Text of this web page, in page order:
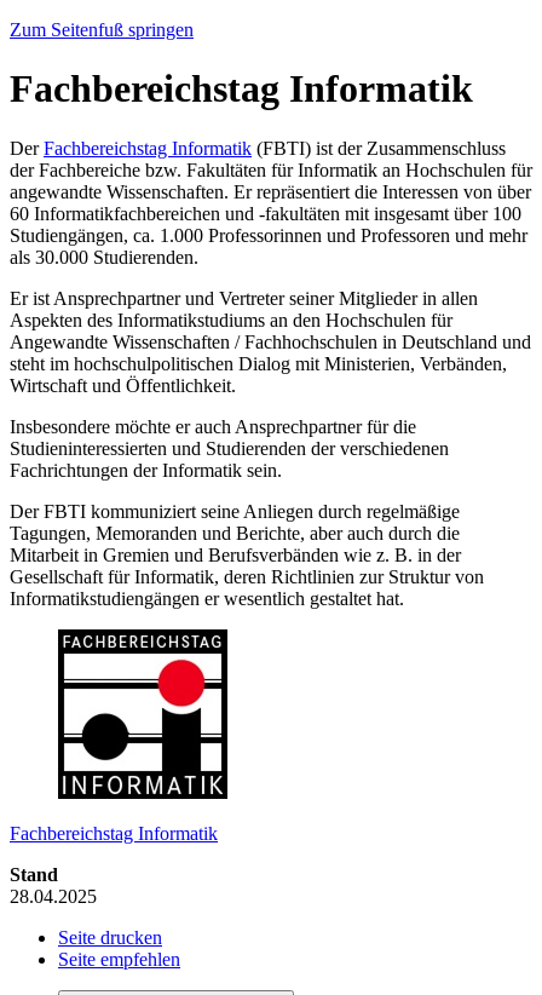
Zum Seitenfuß springen
Fachbereichstag Informatik
DerFachbereichstag Informatik (FBTI) ist der Zusammenschluss
der Fachbereiche bzw. Fakultäten für Informatik an Hochschulen für
angewandte Wissenschaften. Er repräsentiert die Interessen von über
60 Informatikfachbereichen und -fakultäten mit insgesamt über 100
Studiengängen, ca. 1.000 Professorinnen und Professoren und mehr
als 30.000 Studierenden.
Er ist Ansprechpartner und Vertreter seiner Mitglieder in allen
Aspekten des Informatikstudiums an den Hochschulen für
Angewandte Wissenschaften / Fachhochschulen in Deutschland und
steht im hochschulpolitischen Dialog mit Ministerien, Verbänden,
Wirtschaft und Öffentlichkeit.
Insbesondere möchte er auch Ansprechpartner für die
Studieninteressierten und Studierenden der verschiedenen
Fachrichtungen der Informatik sein.
Der FBTI kommuniziert seine Anliegen durch regelmäßige
Tagungen, Memoranden und Berichte, aber auch durch die
Mitarbeit in Gremien und Berufsverbänden wie z. B. in der
Gesellschaft für Informatik, deren Richtlinien zur Struktur von
Informatikstudiengängen er wesentlich gestaltet hat.
Fachbereichstag Informatik
Stand
28.04.2025
Seite drucken
Seite empfehlen